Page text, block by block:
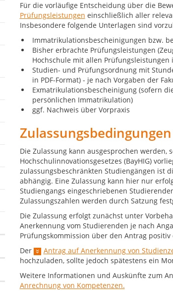
Für die vorläufige Entscheidung über die
Prüfungsleistungen einschließlich aller
Insbesondere folgende Unterlagen sind
Immatrikulationsbescheinigungen bzw.
Bisher erbrachte Prüfungsleistungen
Hochschule mit allen
Studien- und Prüfungsordnung mit
in PDF-Format) - je nach Vorgaben der
Exmatrikulationsbescheinigung (sofern
persönlichen Immatrikulation)
ggf. Nachweis über Vorpraxis
Zulassungsbedingungen
Die Zulassung kann ausgesprochen
Hochschulinnovationsgesetzes (BayHIG)
zulassungsbeschränkten Studiengängen ist
abhängig. Eine Zulassung kann hier nur
Studiengangs eingeschriebenen
Zulassungszahlen werden durch Satzung
Die Zulassung erfolgt zunächst unter
Anerkennung vom Studierenden je nach
Prüfungskommission über den Antrag positiv
Der
Antrag auf Anerkennung von
hochzuladen, sollte jedoch spätestens ein
Weitere Informationen und Auskünfte zum
Anrechnung von Kompetenzen.